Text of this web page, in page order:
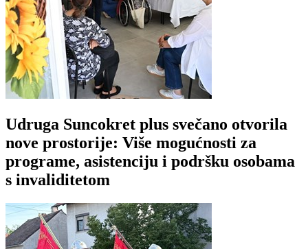
Udruga Suncokret plus svečano otvorila
nove prostorije: Više mogućnosti za
programe, asistenciju i podršku osobama
s invaliditetom